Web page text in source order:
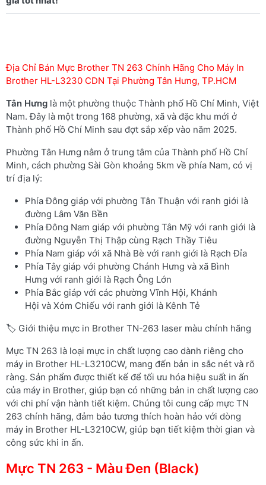
Địa Chỉ Bán Mực Brother TN 263 Chính Hãng Cho Máy In
Brother HL-L3230 CDN Tại Phường Tân Hưng, TP.HCM
Tân Hưng là một phường thuộc Thành phố Hồ Chí Minh, Việt
Nam. Đây là một trong 168 phường, xã và đặc khu mới ở
Thành phố Hồ Chí Minh sau đợt sắp xếp vào năm 2025.
Phường Tân Hưng nằm ở trung tâm của Thành phố Hồ Chí
Minh, cách phường Sài Gòn khoảng 5km về phía Nam, có vị
trí địa lý:
Phía Đông giáp với phường Tân Thuận với ranh giới là
đường Lâm Văn Bền
Phía Đông Nam giáp với phường Tân Mỹ với ranh giới là
đường Nguyễn Thị Thập cùng Rạch Thầy Tiêu
Phía Nam giáp với xã Nhà Bè với ranh giới là Rạch Đỉa
Phía Tây giáp với phường Chánh Hưng và xã Bình
Hưng với ranh giới là Rạch Ông Lớn
Phía Bắc giáp với các phường Vĩnh Hội, Khánh
Hội và Xóm Chiếu với ranh giới là Kênh Tẻ
🏷️ Giới thiệu mực in Brother TN-263 laser màu chính hãng
Mực TN 263 là loại mực in chất lượng cao dành riêng cho
máy in Brother HL-L3210CW, mang đến bản in sắc nét và rõ
ràng. Sản phẩm được thiết kế để tối ưu hóa hiệu suất in ấn
của máy in Brother, giúp bạn có những bản in chất lượng cao
với chi phí vận hành tiết kiệm. Chúng tôi cung cấp mực TN
263 chính hãng, đảm bảo tương thích hoàn hảo với dòng
máy in Brother HL-L3210CW, giúp bạn tiết kiệm thời gian và
công sức khi in ấn.
Mực TN 263 - Màu Đen (Black)